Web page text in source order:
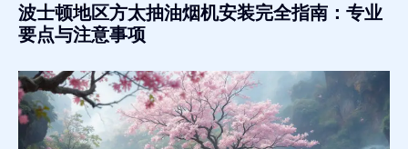
波士顿地区方太抽油烟机安装完全指南：专业
要点与注意事项